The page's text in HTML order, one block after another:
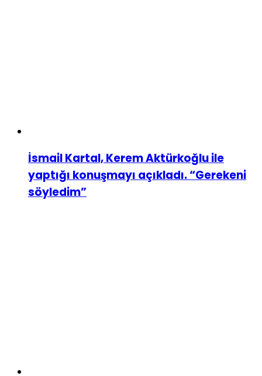
İsmail Kartal, Kerem Aktürkoğlu ile
yaptığı konuşmayı açıkladı. “Gerekeni
söyledim”